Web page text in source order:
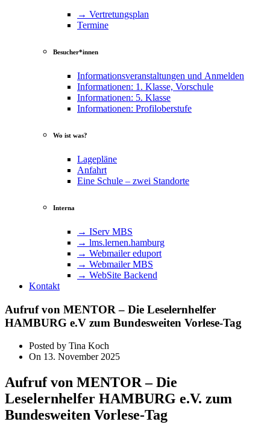
→ Vertretungsplan
Termine
Besucher*innen
Informationsveranstaltungen und Anmelden
Informationen: 1. Klasse, Vorschule
Informationen: 5. Klasse
Informationen: Profiloberstufe
Wo ist was?
Lagepläne
Anfahrt
Eine Schule – zwei Standorte
Interna
→ IServ MBS
→ lms​.ler​nen​.ham​burg
→ Webmailer eduport
→ Webmailer MBS
→ WebSite Backend
Kontakt
Aufruf von MENTOR – Die Leselernhelfer
HAMBURG e.V zum Bundesweiten Vorlese-Tag
Posted by Tina Koch
On 13. November 2025
Aufruf von MENTOR – Die
Leselernhelfer HAMBURG e.V. zum
Bundesweiten Vorlese-Tag